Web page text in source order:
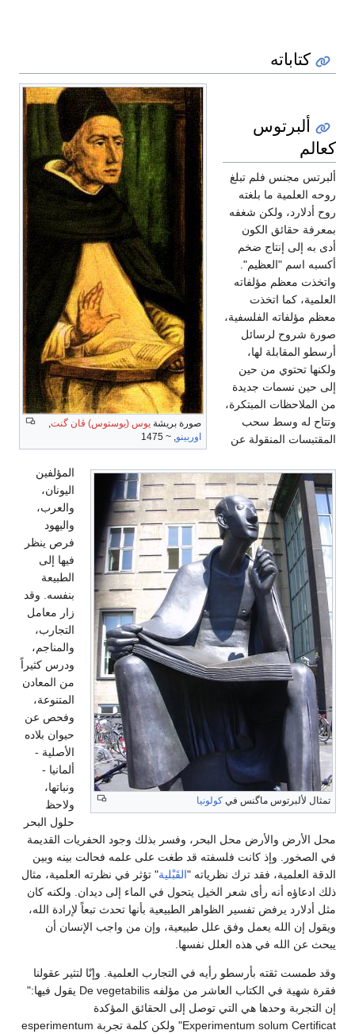
صورة بريشة يوس (يوستوس) ڤان گنت,
اوربينو, ~ 1475
ماگنس في كولونيا
تبلغ
شغفه
ضخم
حين
سحب
عن
المؤلفين
اليونان،
والعرب،
واليهود
فرص ينظر
فيها إلى
الطبيعة
بنفسه. وقد
زار معامل
التجارب،
والمناجم،
ودرس كثيراً
من المعادن
المتنوعة،
وفحص عن
حيوان بلاده
الأصلية -
ألمانيا -
ونباتها،
محل البحر، وفسر بذلك وجود الحفريات القديمة
كانت فلسفته قد طغت على علمه فحالت بينه وبين
ترك نظرياته "القَبْلية" تؤثر في نظرته العلمية، مثال
شعر الخيل يتحول في الماء إلى ديدان. ولكنه كان
الظواهر الطبيعية بأنها تحدث تبعاً لإرادة الله،
وفق علل طبيعية، وإن من واجب الإنسان أن
هذه العلل نفسها.
رأيه في التجارب العلمية. وإنّا لتثير عقولنا
فقرة شهية في الكتاب العاشر من مؤلفه De vegetabilis يقول فيها:"
هي التي توصل إلى الحقائق المؤكدة
Experimentum solum Certificat" ولكن كلمة تجربة esperimentum